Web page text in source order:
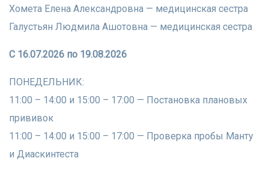
Хомета Елена Александровна — медицинская сестра
​Галустьян Людмила Ашотовна — медицинская сестра
С 16.07.2026 по 19.08.2026
ПОНЕДЕЛЬНИК:
​11:00 – 14:00 и 15:00 – 17:00 — Постановка плановых
прививок
​11:00 – 14:00 и 15:00 – 17:00 — Проверка пробы Манту
и Диаскинтеста